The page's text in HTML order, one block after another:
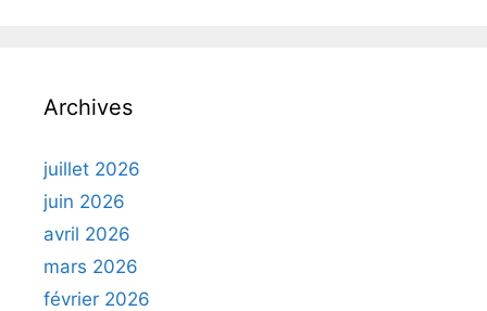
Archives
juillet 2026
juin 2026
avril 2026
mars 2026
février 2026